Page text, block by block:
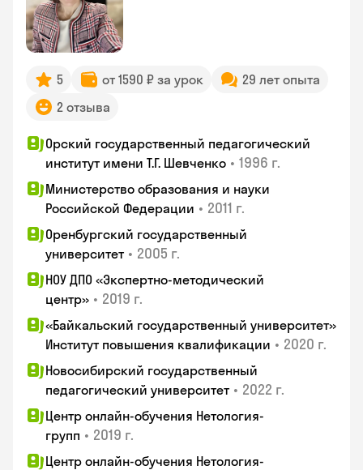
5 от 1590 ₽ за урок
29 лет опыта
2 отзыва
Орский государственный педагогический
институт имени Т.Г. Шевченко • 1996 г.
Министерство образования и науки
Российской Федерации • 2011 г.
Оренбургский государственный
университет • 2005 г.
НОУ ДПО «Экспертно-методический
центр» • 2019 г.
«Байкальский государственный университет»
Институт повышения квалификации • 2020 г.
Новосибирский государственный
педагогический университет • 2022 г.
Центр онлайн-обучения Нетология-
групп • 2019 г.
Центр онлайн-обучения Нетология-